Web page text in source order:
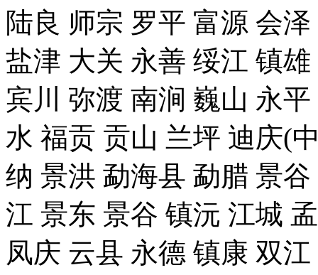
陆良 师宗 罗平 富源 会
盐津 大关 永善 绥江 镇
宾川 弥渡 南涧 巍山 永
水 福贡 贡山 兰坪 迪庆(
纳 景洪 勐海县 勐腊 景
江 景东 景谷 镇沅 江城
凤庆 云县 永德 镇康 双